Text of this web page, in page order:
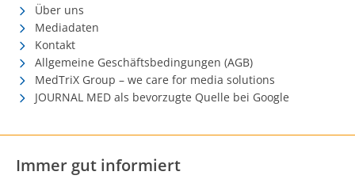
Über uns
Mediadaten
Kontakt
Allgemeine Geschäftsbedingungen (AGB)
MedTriX Group – we care for media solutions
JOURNAL MED als bevorzugte Quelle bei Google
Immer gut informiert